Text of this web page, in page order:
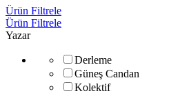
Ürün Filtrele
Ürün Filtrele
Yazar
Derleme
Güneş Candan
Kolektif